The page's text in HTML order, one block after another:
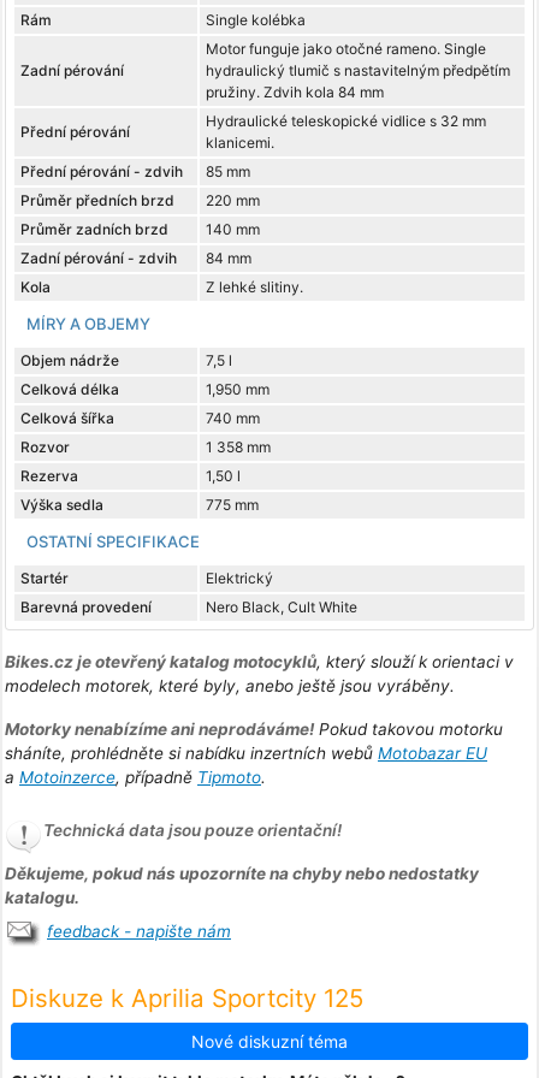
Rám
Single kolébka
Zadní pérování
Motor funguje jako otočné rameno. Single
hydraulický tlumič s nastavitelným předpětím
pružiny. Zdvih kola 84 mm
Přední pérování
Hydraulické teleskopické vidlice s 32 mm
klanicemi.
Přední pérování - zdvih
85 mm
Průměr předních brzd
220 mm
Průměr zadních brzd
140 mm
Zadní pérování - zdvih
84 mm
Kola
Z lehké slitiny.
MÍRY A OBJEMY
Objem nádrže
7,5 l
Celková délka
1,950 mm
Celková šířka
740 mm
Rozvor
1 358 mm
Rezerva
1,50 l
Výška sedla
775 mm
OSTATNÍ SPECIFIKACE
Startér
Elektrický
Barevná provedení
Nero Black, Cult White
Bikes.cz je otevřený katalog motocyklů, který slouží k orientaci v
modelech motorek, které byly, anebo ještě jsou vyráběny.
Motorky nenabízíme ani neprodáváme!Pokud takovou motorku
sháníte, prohlédněte si nabídku inzertních webů Motobazar EU
a Motoinzerce, případně Tipmoto.
Technická data jsou pouze orientační!
Děkujeme, pokud nás upozorníte na chyby nebo nedostatky
katalogu.
feedback - napište nám
Diskuze k Aprilia Sportcity 125
Nové diskuzní téma